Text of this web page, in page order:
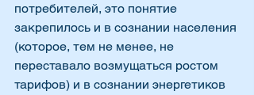
потребителей, это понятие
закрепилось и в сознании населения
(которое, тем не менее, не
переставало возмущаться ростом
тарифов) и в сознании энергетиков